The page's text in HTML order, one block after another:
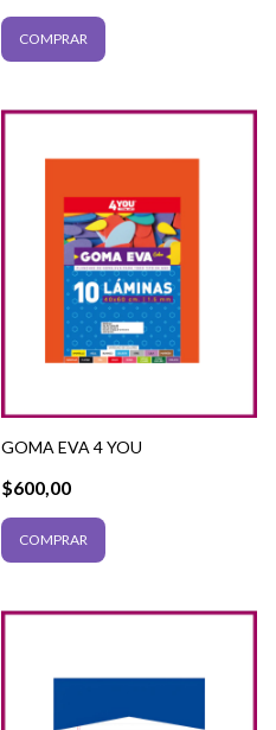
COMPRAR
GOMA EVA 4 YOU
$600,00
COMPRAR